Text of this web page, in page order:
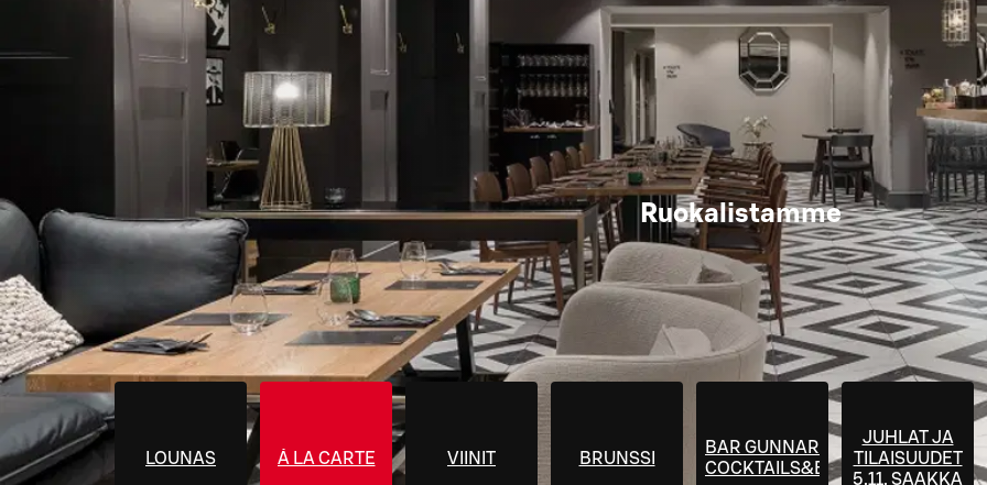
Ruokalistamme
LOUNAS Á LA CARTE VIINIT BRUNSSI
BAR GUNNAR
COCKTAILS&BITES
JUHLAT JA
TILAISUUDET
5.11. SAAKKA